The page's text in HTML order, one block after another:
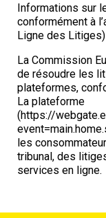
Informations sur
conformément à
Ligne des Litiges)
La Commission
de résoudre les
plateformes,
La plateforme
(https://
les
tribunal, des
services en ligne.